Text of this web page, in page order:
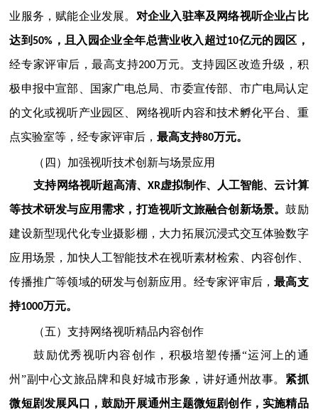
业服务，赋能企业发展。 对企业入驻率及网络视听企业占比
达到50%，且入园企业全年总营业收入超过10亿元的园区，
经专家评审后，最高支持200万元。支持园区改造升级，积
极申报中宣部、国家广电总局、市委宣传部、市广电局认定
的文化或视听产业园区、网络视听内容和技术孵化平台、重
点实验室等，经专家评审后，最高支持80万元。
（四）加强视听技术创新与场景应用
支持网络视听超高清、XR虚拟制作、人工智能、云计算
等技术研发与应用需求，打造视听文旅融合创新场景。鼓励
建设新型现代化专业摄影棚，大力拓展沉浸式交互体验数字
应用场景，加快人工智能技术在视听素材检索、内容创作、
传播推广等领域的研发与创新应用。经专家评审后，最高支
持1000万元。
（五）支持网络视听精品内容创作
鼓励优秀视听内容创作，积极培塑传播“运河上的通
州”副中心文旅品牌和良好城市形象，讲好通州故事。 紧抓
微短剧发展风口，鼓励开展通州主题微短剧创作，实施精品